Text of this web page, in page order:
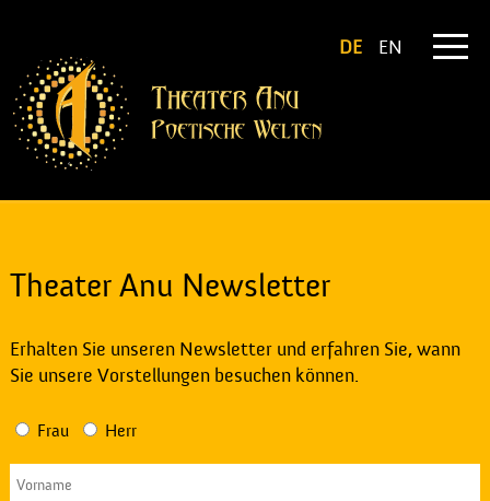
DE EN
Theater Anu Newsletter
Erhalten Sie unseren Newsletter und erfahren Sie, wann
Sie unsere Vorstellungen besuchen können.
Frau Herr